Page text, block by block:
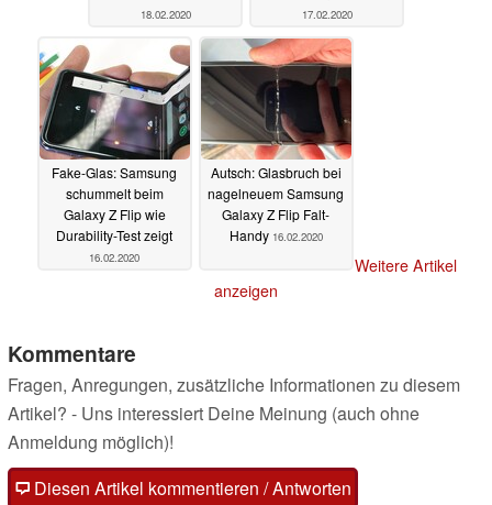
18.02.2020 17.02.2020
Fake-Glas: Samsung
schummelt beim
Galaxy Z Flip wie
Durability-Test zeigt
16.02.2020
Autsch: Glasbruch bei
nagelneuem Samsung
Galaxy Z Flip Falt-
Handy 16.02.2020
Weitere Artikel
anzeigen
Kommentare
Fragen, Anregungen, zusätzliche Informationen zu diesem
Artikel? - Uns interessiert Deine Meinung (auch ohne
Anmeldung möglich)!
Diesen Artikel kommentieren / Antworten